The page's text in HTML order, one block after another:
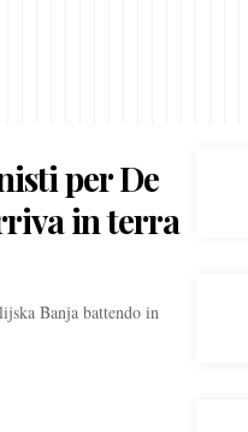
per De
in terra
Banja battendo in